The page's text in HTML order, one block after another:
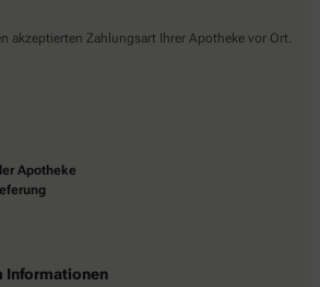
akzeptierten Zahlungsart Ihrer Apotheke vor Ort.
Apotheke
Informationen